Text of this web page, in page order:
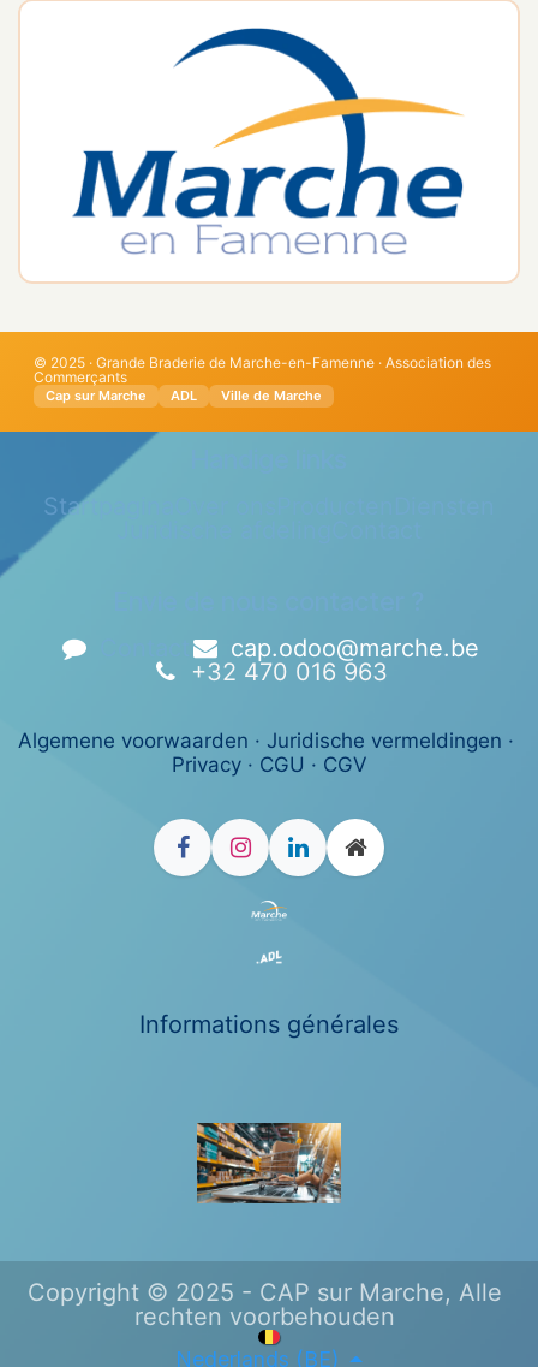
© 2025 · Grande Braderie de Marche-en-Famenne · Association des
Commerçants
Cap sur Marche ADL Ville de Marche
Startpagina
cap.odoo@marche.be
+32 470 016 963
Algemene voorwaarden · Juridische vermeldingen ·
Privacy· CGU · CGV
Informations générales
Copyright © 2025 - CAP sur Marche, Alle
rechten voorbehouden
Nederlands (BE)